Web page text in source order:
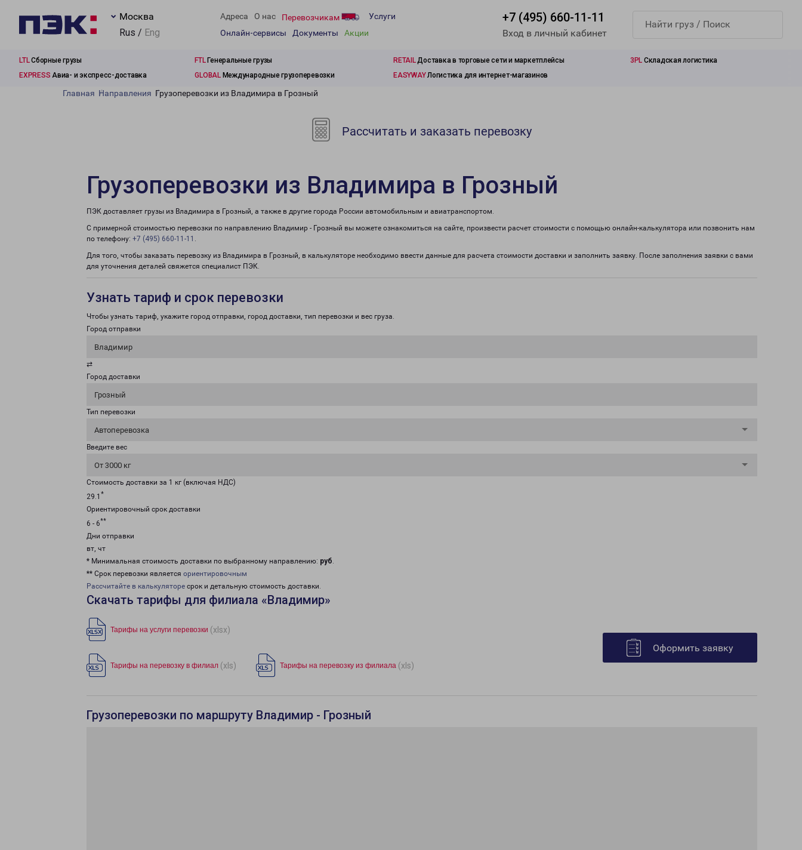
Москва
Rus / Eng
Адреса О нас Перевозчикам
Услуги
Онлайн-сервисы
Документы Акции
+7 (495) 660-11-11
Вход в личный кабинет
LTLСборные грузы FTLГенеральные грузы RETAILДоставка в торговые сети и маркетплейсы 3PL Складская логистика
EXPRESS Авиа- и экспресс-доставка GLOBALМеждународные грузоперевозки EASYWAYЛогистика для интернет-магазинов
Главная Направления Грузоперевозки из Владимира в Грозный
Рассчитать и заказать перевозку
Грузоперевозки из Владимира в Грозный
ПЭК доставляет грузы из Владимира в Грозный, а также в другие города России автомобильным и авиатранспортом.
С примерной стоимостью перевозки по направлению Владимир - Грозный вы можете ознакомиться на сайте, произвести расчет стоимости с помощью онлайн-калькулятора или позвонить нам
по телефону: +7 (495) 660-11-11 .
Для того, чтобы заказать перевозку из Владимира в Грозный, в калькуляторе необходимо ввести данные для расчета стоимости доставки и заполнить заявку. После заполнения заявки с вами
для уточнения деталей свяжется специалист ПЭК.
Узнать тариф и срок перевозки
Чтобы узнать тариф, укажите город отправки, город доставки, тип перевозки и вес груза.
Город отправки
Владимир
⇄
Город доставки
Грозный
Тип перевозки
Автоперевозка
Введите вес
От 3000 кг
Стоимость доставки за 1 кг (включая НДС)
29.1 *
Ориентировочный срок доставки
6 - 6**
Дни отправки
вт, чт
* Минимальная стоимость доставки по выбранному направлению: руб.
** Срок перевозки является ориентировочным
Рассчитайте в калькуляторе срок и детальную стоимость доставки.
Скачать тарифы для филиала «Владимир»
Тарифы на услуги перевозки (xlsx)
Тарифы на перевозку в филиал (xls) Тарифы на перевозку из филиала (xls)
Оформить заявку
Грузоперевозки по маршруту Владимир - Грозный